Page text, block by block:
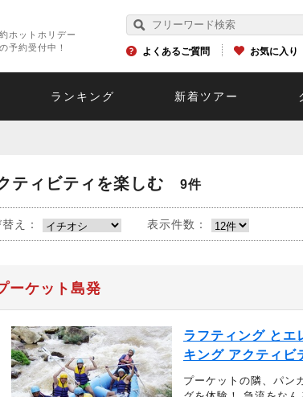
ホットホリデー
予約受付中！
よくあるご質問 お気に入り
ランキング 新着ツアー
ティビティを楽しむ 9件
え： 表示件数：
ーケット島発
ラフティング とエ
キング アクティビ
プーケットの隣、パン